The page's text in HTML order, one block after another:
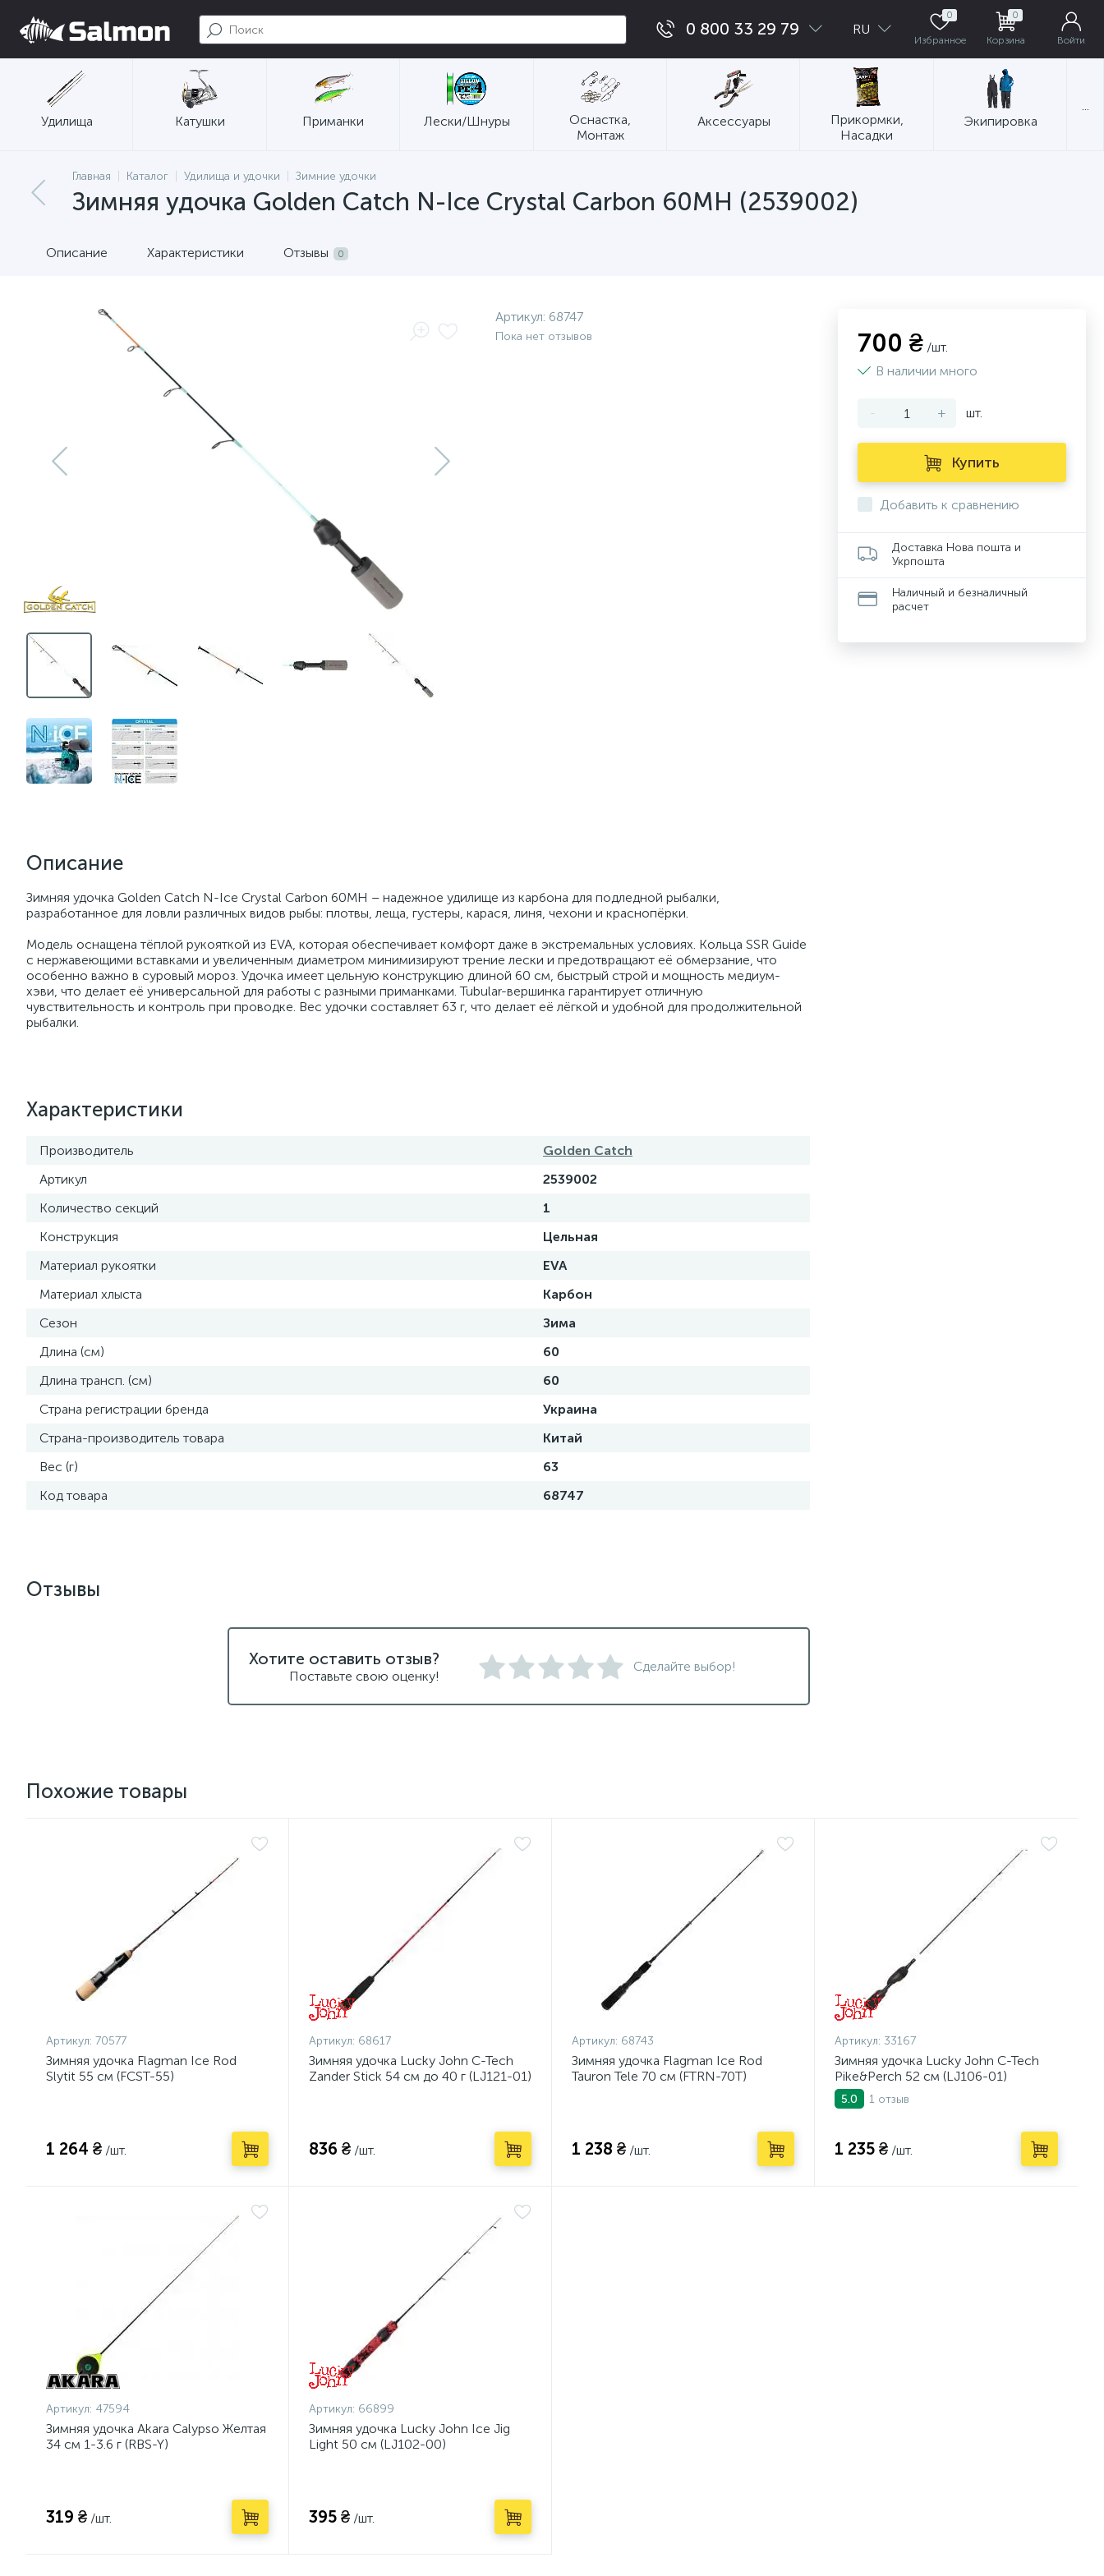
0 800 33 29 79 RU
0
Избранное
0
Корзина Войти
Удилища Катушки Приманки Лески/Шнуры
Оснастка,
Монтаж
Аксессуары
Прикормки,
Насадки
Экипировка
Главная Каталог Удилища и удочки Зимние удочки
Зимняя удочка Golden Catch N-Ice Crystal Carbon 60MH (2539002)
Описание Характеристики Отзывы 0
Артикул: 68747
Пока нет отзывов
Описание
Зимняя удочка Golden Catch N-Ice Crystal Carbon 60MH – надежное удилище из карбона для подледной рыбалки,
разработанное для ловли различных видов рыбы: плотвы, леща, густеры, карася, линя, чехони и краснопёрки.
Модель оснащена тёплой рукояткой из EVA, которая обеспечивает комфорт даже в экстремальных условиях. Кольца SSR Guide
с нержавеющими вставками и увеличенным диаметром минимизируют трение лески и предотвращают её обмерзание, что
особенно важно в суровый мороз. Удочка имеет цельную конструкцию длиной 60 см, быстрый строй и мощность медиум-
хэви, что делает её универсальной для работы с разными приманками. Tubular-вершинка гарантирует отличную
чувствительность и контроль при проводке. Вес удочки составляет 63 г, что делает её лёгкой и удобной для продолжительной
рыбалки.
Характеристики
Производитель
Golden Catch
Артикул
2539002
Количество секций
1
Конструкция
Цельная
Материал рукоятки
EVA
Материал хлыста
Карбон
Сезон
Зима
Длина (см)
60
Длина трансп. (см)
60
Страна регистрации бренда
Украина
Страна-производитель товара
Китай
Вес (г)
63
Код товара
68747
700 ₴ /шт.
В наличии много
- + шт.
Купить
Добавить к сравнению
Доставка Нова пошта и
Укрпошта
Наличный и безналичный
расчет
Отзывы
Хотите оставить отзыв?
Поставьте свою оценку!
Сделайте выбор!
Похожие товары
Артикул: 70577
Зимняя удочка Flagman Ice Rod
Slytit 55 см (FCST-55)
1 264 ₴ /шт.
Артикул: 68617
Зимняя удочка Lucky John C-Tech
Zander Stick 54 см до 40 г (LJ121-01)
836 ₴ /шт.
Артикул: 68743
Зимняя удочка Flagman Ice Rod
Tauron Tele 70 см (FTRN-70T)
1 238 ₴ /шт.
Артикул: 33167
Зимняя удочка Lucky John C-Tech
Pike&Perch 52 см (LJ106-01)
5.0 1 отзыв
1 235 ₴ /шт.
Артикул: 47594
Зимняя удочка Akara Calypso Желтая
34 см 1-3.6 г (RBS-Y)
319 ₴ /шт.
Артикул: 66899
Зимняя удочка Lucky John Ice Jig
Light 50 см (LJ102-00)
395 ₴ /шт.